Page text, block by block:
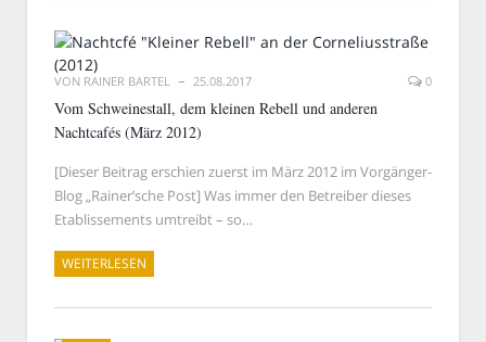
VON RAINER BARTEL 25.08.2017 0
Vom Schweinestall, dem kleinen Rebell und anderen
Nachtcafés (März 2012)
[Dieser Beitrag erschien zuerst im März 2012 im Vorgänger-
Blog „Rainer’sche Post] Was immer den Betreiber dieses
Etablissements umtreibt – so…
WEITERLESEN